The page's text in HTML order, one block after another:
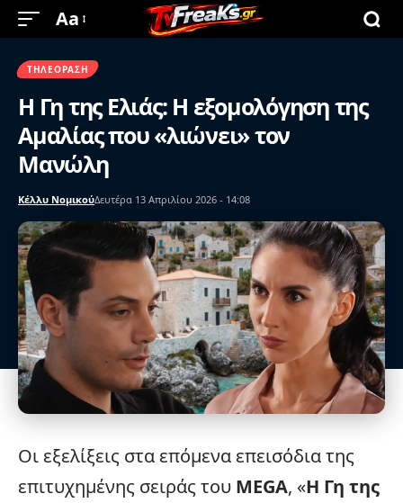
Aa
ΤΗΛΕΌΡΑΣΗ
Η Γη της Ελιάς: Η εξομολόγηση της
Αμαλίας που «λιώνει» τον
Μανώλη
Κέλλυ ΝομικούΔευτέρα 13 Απριλίου 2026 - 14:08
Οι εξελίξεις στα επόμενα επεισόδια της
επιτυχημένης σειράς του MEGA, «Η Γη της